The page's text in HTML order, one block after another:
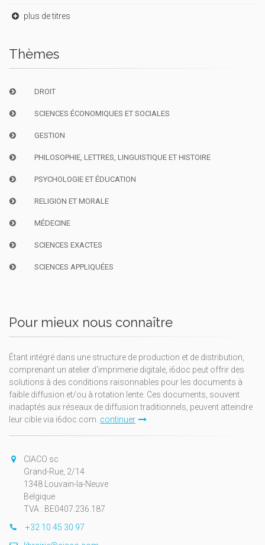
plus de titres
Thèmes
DROIT
SCIENCES ÉCONOMIQUES ET SOCIALES
GESTION
PHILOSOPHIE, LETTRES, LINGUISTIQUE ET HISTOIRE
PSYCHOLOGIE ET ÉDUCATION
RELIGION ET MORALE
MÉDECINE
SCIENCES EXACTES
SCIENCES APPLIQUÉES
Pour mieux nous connaître
Étant intégré dans une structure de production et de distribution,
comprenant un atelier d'imprimerie digitale, i6doc peut offrir des
solutions à des conditions raisonnables pour les documents à
faible diffusion et/ou à rotation lente. Ces documents, souvent
inadaptés aux réseaux de diffusion traditionnels, peuvent atteindre
leur cible via i6doc.com. continuer
CIACO sc
Grand-Rue, 2/14
1348 Louvain-la-Neuve
Belgique
TVA : BE0407.236.187
+32 10 45 30 97